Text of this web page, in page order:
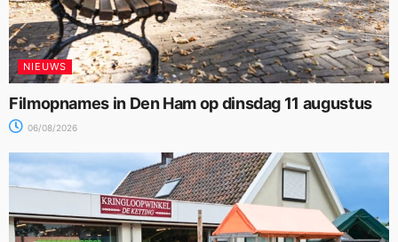
NIEUWS
Filmopnames in Den Ham op dinsdag 11 augustus
06/08/2026